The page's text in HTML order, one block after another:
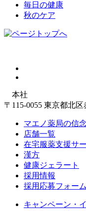
毎日の健康
秋のケア
本社
〒115-0055 東京都北
マエノ薬局の信
店舗一覧
在宅服薬支援サ
漢方
健康ジェラート
採用情報
採用応募フォーム
キャンペーン・